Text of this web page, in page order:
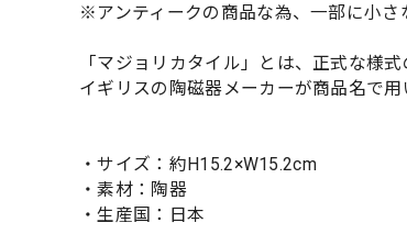
※アンティークの商品な為、一部に小さ
「マジョリカタイル」とは、正式な様
イギリスの陶磁器メーカーが商品名で用
・サイズ：約H15.2×W15.2cm
・素材：陶器
・生産国：日本